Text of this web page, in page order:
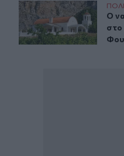
Ο ναός του Σωτήρος
Ο
Ο
στο